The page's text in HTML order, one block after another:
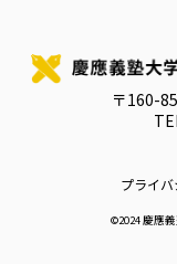
〒160-
プライ
©2024 慶應